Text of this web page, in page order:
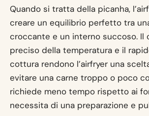
Quando si tratta della picanha,
creare un equilibrio perfetto tra
croccante e un interno succoso. Il
preciso della temperatura e il
cottura rendono l’airfryer una
evitare una carne troppo o poco
richiede meno tempo rispetto ai
necessita di una preparazione e